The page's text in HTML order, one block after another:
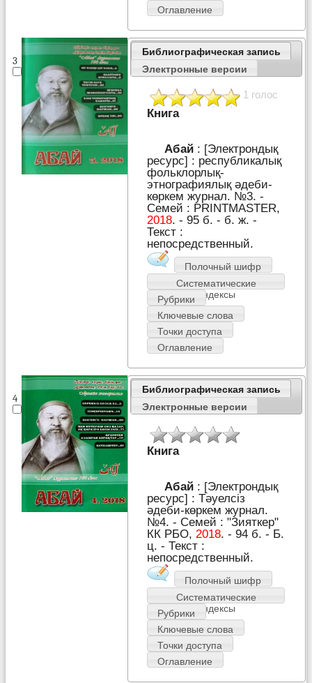
Оглавление
3
Библиографическая запись
Электронные версии
1 голос
Книга
Абай : [Электрондық
ресурс] : республикалық
фольклорлық-
этнографиялық әдеби-
көркем журнал. №3. -
Семей : PRІNTMASTER,
2018. - 95 б. - б. ж. -
Текст :
непосредственный.
Полочный шифр
Систематические
индексы
Рубрики
Ключевые слова
Точки доступа
Оглавление
4
Библиографическая запись
Электронные версии
Книга
Абай : [Электрондық
ресурс] : Тәуелсіз
әдеби-көркем журнал.
№4. - Семей : "Зияткер"
КК РБО, 2018. - 94 б. - Б.
ц. - Текст :
непосредственный.
Полочный шифр
Систематические
индексы
Рубрики
Ключевые слова
Точки доступа
Оглавление